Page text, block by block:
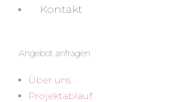
Kontakt
Angebot anfragen
Über uns
Projektablauf